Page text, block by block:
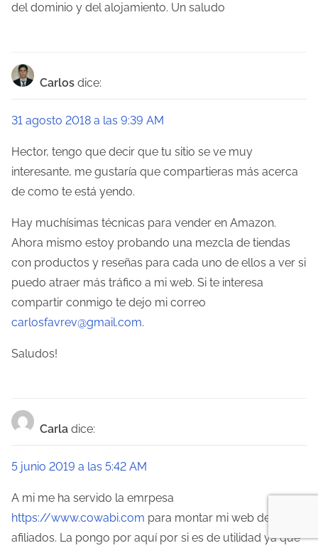
n
e
n
t
r
a
d
a
s
del dominio y del alojamiento. Un saludo
Carlos dice:
31 agosto 2018 a las 9:39 AM
Hector, tengo que decir que tu sitio se ve muy
interesante, me gustaría que compartieras más acerca
de como te está yendo.
Hay muchísimas técnicas para vender en Amazon.
Ahora mismo estoy probando una mezcla de tiendas
con productos y reseñas para cada uno de ellos a ver si
puedo atraer más tráfico a mi web. Si te interesa
compartir conmigo te dejo mi correo
carlosfavrev@gmail.com.
Saludos!
Carla dice:
5 junio 2019 a las 5:42 AM
A mi me ha servido la emrpesa
https://www.cowabi.com para montar mi web de
afiliados. La pongo por aquí por si es de utilidad ya que